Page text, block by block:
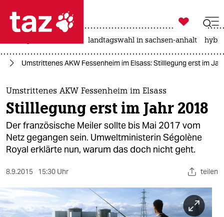
 taz zahl ich
taz zahl ich
themen
politik
öko
gesellschaft
sport

taz zahl ich
landtagswahl in sachsen-anhalt
Umstrittenes AKW Fessenheim im Elsass: Stilllegung erst im
Umstrittenes AKW Fessenheim im Elsass
Stilllegung erst im Jahr 2018
Der französische Meiler sollte bis Mai 2017 vom
Netz gegangen sein. Umweltministerin Ségolène
Royal erklärte nun, warum das doch nicht geht.
8.9.2015 15:30 Uhr teilen